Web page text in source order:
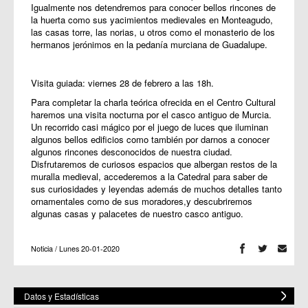
Igualmente nos detendremos para conocer bellos rincones de
la huerta como sus yacimientos medievales en Monteagudo,
las casas torre, las norias, u otros como el monasterio de los
hermanos jerónimos en la pedanía murciana de Guadalupe.
Visita guiada: viernes 28 de febrero a las 18h.
Para completar la charla teórica ofrecida en el Centro Cultural
haremos una visita nocturna por el casco antiguo de Murcia.
Un recorrido casi mágico por el juego de luces que iluminan
algunos bellos edificios como también por darnos a conocer
algunos rincones desconocidos de nuestra ciudad.
Disfrutaremos de curiosos espacios que albergan restos de la
muralla medieval, accederemos a la Catedral para saber de
sus curiosidades y leyendas además de muchos detalles tanto
ornamentales como de sus moradores,y descubriremos
algunas casas y palacetes de nuestro casco antiguo.
Noticia / Lunes 20-01-2020
Datos y Estadísticas